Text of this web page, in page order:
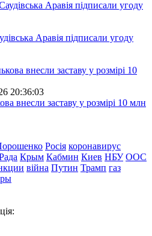
Аравія підписали угоду
20:36:03
внесли заставу у розмірі 10 млн
Росія коронавирус
Крым Кабмин Киев НБУ ООС
війна Путин Трамп газ